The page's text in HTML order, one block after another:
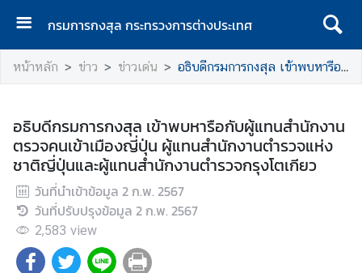
กรมการกงสุล กระทรวงการต่างประเทศ
ห
น้
ร
ก
ก
ร
ม
ก
า
หน้าหลัก ข่าว ข่าวเด่น อธิบดีกรมการกงสุล เข้าพบหารือกับผู้แทนสำนักงานตรวจคนเข้าเมืองญี่ปุ่น ผู้แทนสำนักงานตำรวจแห่งชาติญี่ปุ่นและผู้แทนสำนักงานตำรวจกรุงโตเกียว
อธิบดีกรมการกงสุล เข้าพบหารือกับผู้แทนสำนักงาน
ตรวจคนเข้าเมืองญี่ปุ่น ผู้แทนสำนักงานตำรวจแห่ง
ชาติญี่ปุ่นและผู้แทนสำนักงานตำรวจกรุงโตเกียว
วันที่นำเข้าข้อมูล 2 ก.พ. 2567
วันที่ปรับปรุงข้อมูล 2 ก.พ. 2567
2,583 view